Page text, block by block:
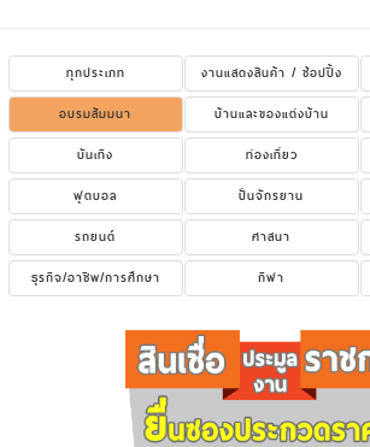
ทุกประเภท งานแสดงสินค้า / ช้อปปิ้ง
อบรมสัมมนา
บ้านและของแต่งบ้าน
บันเทิง
ท่องเที่ยว
ฟุตบอล
ปั่นจักรยาน
รถยนต์
ศาสนา
ธุรกิจ/อาชีพ/การศึกษา
กีฬา